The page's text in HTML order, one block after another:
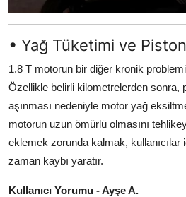
• Yağ Tüketimi ve
1.8 T motorun bir diğer kronik
Özellikle belirli kilometrelerden sonra,
aşınması nedeniyle motor yağ
motorun uzun ömürlü olmasını
eklemek zorunda kalmak,
zaman kaybı yaratır.
Kullanıcı Yorumu - Ayşe A.